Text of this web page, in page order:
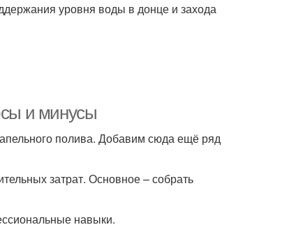
уровня воды в донце и захода
и минусы
полива. Добавим сюда ещё ряд
затрат. Основное – собрать
навыки.